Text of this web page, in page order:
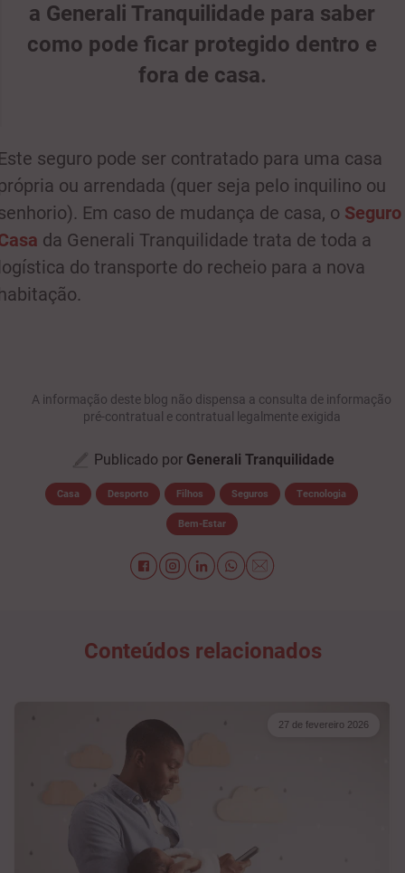
a Generali Tranquilidade para saber
como pode ficar protegido dentro e
fora de casa.
seguro pode ser contratado para uma casa
ou arrendada (quer seja pelo inquilino ou
Em caso de mudança de casa, o Seguro
da Generali Tranquilidade trata de toda a
do transporte do recheio para a nova
A informação deste blog não dispensa a consulta de informação
pré-contratual e contratual legalmente exigida
Publicado por Generali Tranquilidade
Casa Desporto Filhos Seguros Tecnologia
Bem-Estar
Conteúdos relacionados
27 de fevereiro 2026